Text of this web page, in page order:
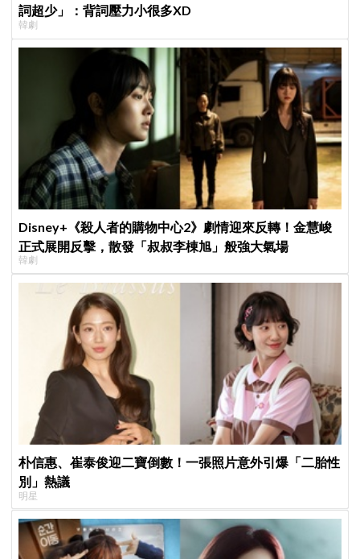
詞超少」：背詞壓力小很多XD
韓劇
Disney+《殺人者的購物中心2》劇情迎來反轉！金慧峻
正式展開反擊，散發「叔叔李棟旭」般強大氣場
韓劇
朴信惠、崔泰俊迎二寶倒數！一張照片意外引爆「二胎性
別」熱議
明星